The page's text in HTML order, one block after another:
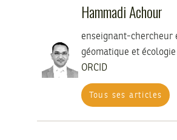
Hammadi Achour
enseignant-chercheur
géomatique et
ORCID
Tous ses articles